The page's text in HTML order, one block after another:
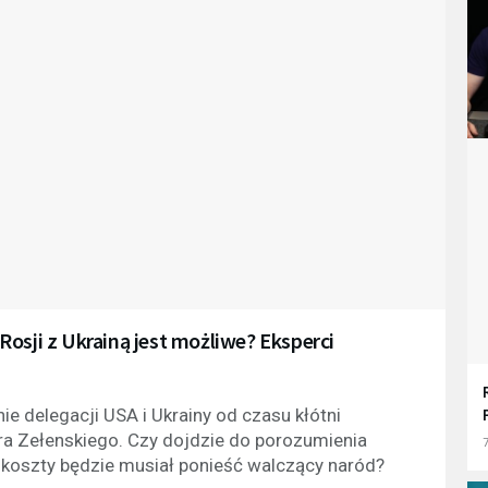
z Ukrainą jest możliwe? Eksperci
delegacji USA i Ukrainy od czasu kłótni
Zełenskiego. Czy dojdzie do porozumienia
będzie musiał ponieść walczący naród?